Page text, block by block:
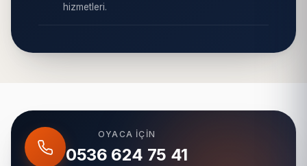
hizmetleri.
OYACA IÇIN
0536 624 75 41